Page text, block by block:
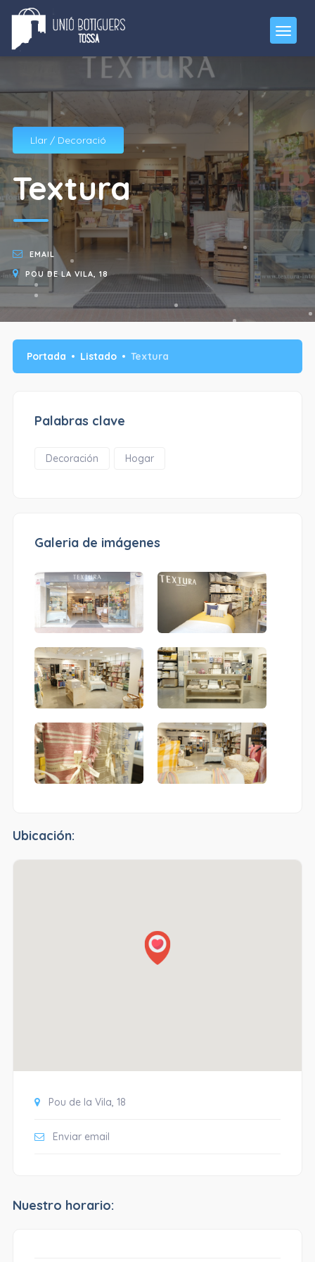
Llar / Decoració
Textura
EMAIL
POU DE LA VILA, 18
Portada Listado Textura
Palabras clave
Decoración Hogar
Galeria de imágenes
Ubicación:
Pou de la Vila, 18
Enviar email
Nuestro horario: